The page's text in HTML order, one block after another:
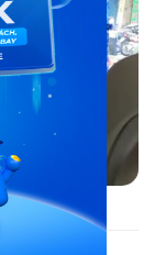
tin du lịch